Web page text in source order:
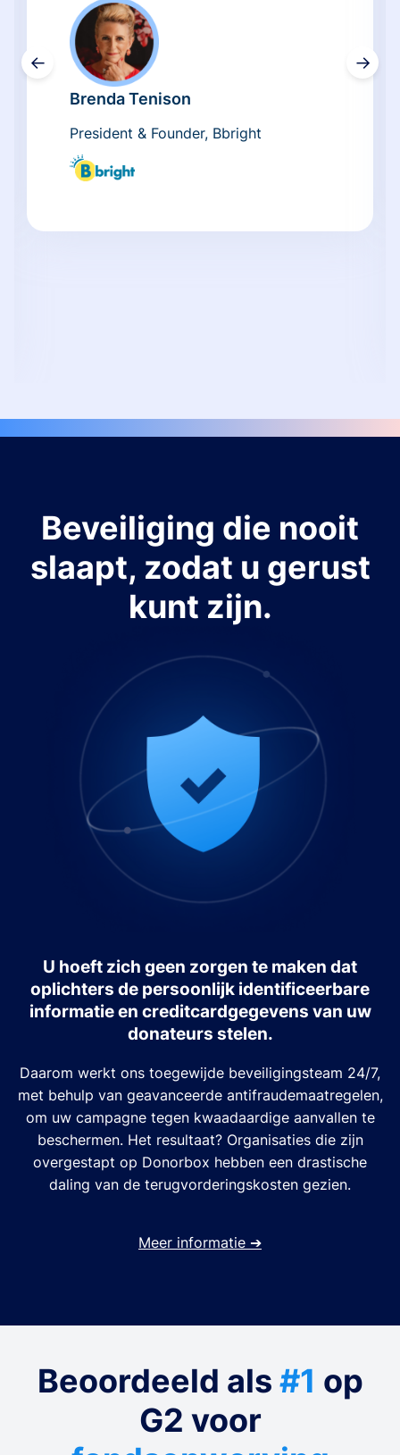
←
Brenda Tenison
President & Founder, Bbright
→
Beveiliging die nooit
slaapt, zodat u gerust
kunt zijn.
U hoeft zich geen zorgen te maken dat
oplichters de persoonlijk identificeerbare
informatie en creditcardgegevens van uw
donateurs stelen.
Daarom werkt ons toegewijde beveiligingsteam 24/7,
met behulp van geavanceerde antifraudemaatregelen,
om uw campagne tegen kwaadaardige aanvallen te
beschermen. Het resultaat? Organisaties die zijn
overgestapt op Donorbox hebben een drastische
daling van de terugvorderingskosten gezien.
Meer informatie ➔
Beoordeeld als #1 op
G2 voor